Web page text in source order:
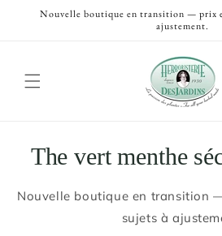
passer
Nouvelle boutique en transition — prix
ajustement.
Passer aux
informations
The vert menthe
Nouvelle boutique en transition
sujets à